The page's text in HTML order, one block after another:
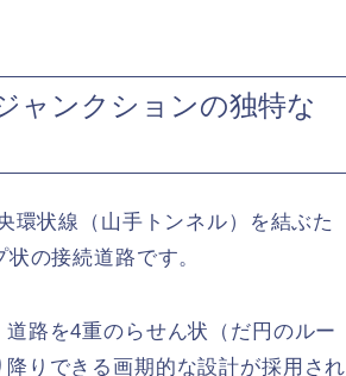
ャンクションの独特な
環状線（山手トンネル）を結ぶた
の接続道路です。
路を4重のらせん状（だ円のルー
りできる画期的な設計が採用され